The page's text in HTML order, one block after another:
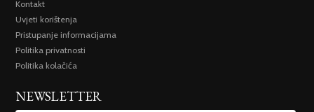
Kontakt
Uvjeti korištenja
Pristupanje informacijama
Politika privatnosti
Politika kolačića
NEWSLETTER